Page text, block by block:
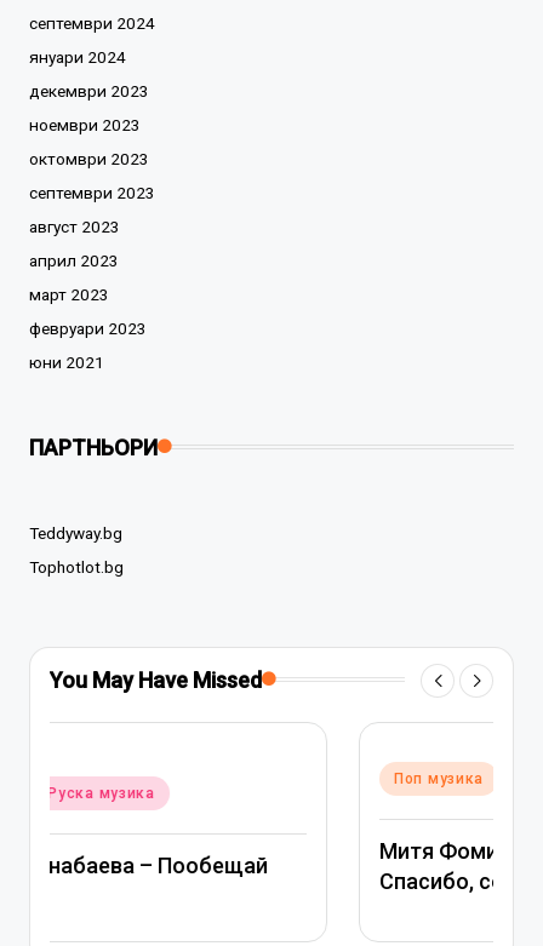
септември 2024
януари 2024
декември 2023
ноември 2023
октомври 2023
септември 2023
август 2023
април 2023
март 2023
февруари 2023
юни 2021
ПАРТНЬОРИ
Teddyway.bg
Tophotlot.bg
You May Have Missed
Posted
in
Поп музика
Митя Фомин и Альбина Джанабаева –
Спасибо, сердце